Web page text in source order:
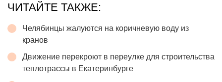
ЧИТАЙТЕ ТАКЖЕ:
Челябинцы жалуются на коричневую воду из
кранов
Движение перекроют в переулке для строительства
теплотрассы в Екатеринбурге